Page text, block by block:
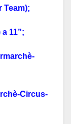
Team);
11”;
Circus-